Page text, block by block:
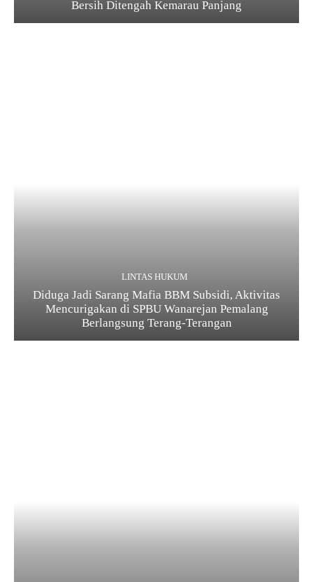
Bersih Ditengah Kemarau Panjang
LINTAS HUKUM
Diduga Jadi Sarang Mafia BBM Subsidi, Aktivitas
Mencurigakan di SPBU Wanarejan Pemalang
Berlangsung Terang-Terangan